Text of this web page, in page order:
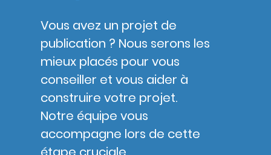
Vous avez un projet de
publication ? Nous serons les
mieux placés pour vous
conseiller et vous aider à
construire votre projet.
Notre équipe vous
accompagne lors de cette